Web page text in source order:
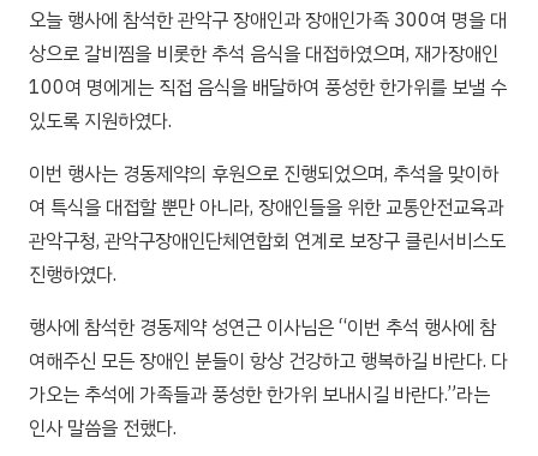
오늘 행사에 참석한 관악구 장애인과 장애인가족 300여 명을 대
상으로 갈비찜을 비롯한 추석 음식을 대접하였으며, 재가장애인
100여 명에게는 직접 음식을 배달하여 풍성한 한가위를 보낼 수
있도록 지원하였다.
이번 행사는 경동제약의 후원으로 진행되었으며, 추석을 맞이하
여 특식을 대접할 뿐만 아니라, 장애인들을 위한 교통안전교육과
관악구청, 관악구장애인단체연합회 연계로 보장구 클린서비스도
진행하였다.
행사에 참석한 경동제약 성연근 이사님은 “이번 추석 행사에 참
여해주신 모든 장애인 분들이 항상 건강하고 행복하길 바란다. 다
가오는 추석에 가족들과 풍성한 한가위 보내시길 바란다.”라는
인사 말씀을 전했다.